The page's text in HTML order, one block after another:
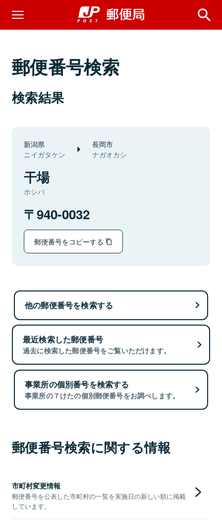
郵便番号検索
検索結果
新潟県
ニイガタケン
長岡市
ナガオカシ
干場
ホシバ
940-0032
郵便番号をコピーする
他の郵便番号を検索する
最近検索した郵便番号
過去に検索した郵便番号をご覧いただけます。
事業所の個別番号を検索する
事業所の７けたの個別郵便番号をお調べします。
郵便番号検索に関する情報
市町村変更情報
郵便番号を公表した市町村の一覧を実施日の新しい順に掲載
しています。